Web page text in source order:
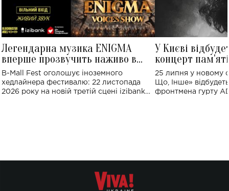
Легендарна музика ENIGMA
вперше прозвучить наживо в
Україні: де відбудеться концерт
B-Mall Fest оголошує іноземного
хедлайнера фестивалю: 22 листопада
2026 року на новій третій сцені izibank
У Києві
концерт
Клименка:
виконають
25 липня у новому
Що, Інше»
фронтмена гурту